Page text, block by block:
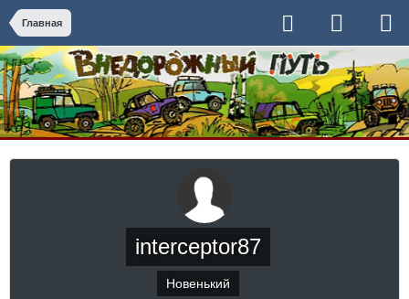
Главная
interceptor87
Новенький